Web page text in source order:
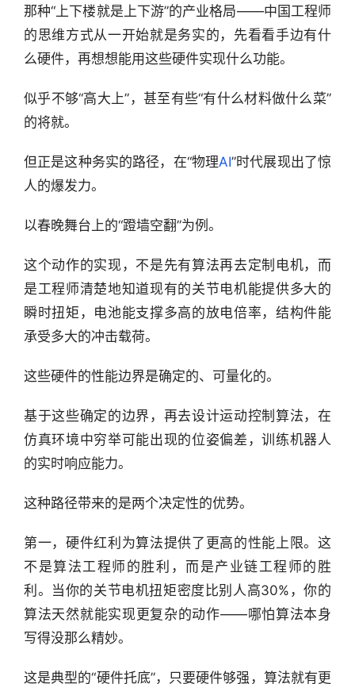
那种“上下楼就是上下游”的产业格局——中国工程师
的思维方式从一开始就是务实的，先看看手边有什
么硬件，再想想能用这些硬件实现什么功能。
似乎不够“高大上”，甚至有些“有什么材料做什么菜”
的将就。
但正是这种务实的路径，在“物理AI”时代展现出了惊
人的爆发力。
以春晚舞台上的“蹬墙空翻”为例。
这个动作的实现，不是先有算法再去定制电机，而
是工程师清楚地知道现有的关节电机能提供多大的
瞬时扭矩，电池能支撑多高的放电倍率，结构件能
承受多大的冲击载荷。
这些硬件的性能边界是确定的、可量化的。
基于这些确定的边界，再去设计运动控制算法，在
仿真环境中穷举可能出现的位姿偏差，训练机器人
的实时响应能力。
这种路径带来的是两个决定性的优势。
第一，硬件红利为算法提供了更高的性能上限。这
不是算法工程师的胜利，而是产业链工程师的胜
利。当你的关节电机扭矩密度比别人高30%，你的
算法天然就能实现更复杂的动作——哪怕算法本身
写得没那么精妙。
这是典型的“硬件托底”，只要硬件够强，算法就有更